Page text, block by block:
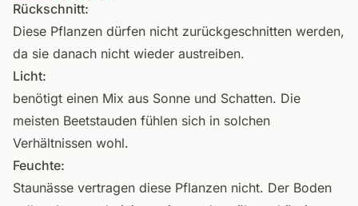
Rückschnitt:
Diese Pflanzen dürfen nicht zurückgeschnitten werden,
da sie danach nicht wieder austreiben.
Licht:
benötigt einen Mix aus Sonne und Schatten. Die
meisten Beetstauden fühlen sich in solchen
Verhältnissen wohl.
Feuchte:
Staunässe vertragen diese Pflanzen nicht. Der Boden